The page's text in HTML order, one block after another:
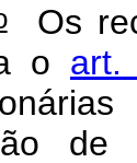
Os
o art.